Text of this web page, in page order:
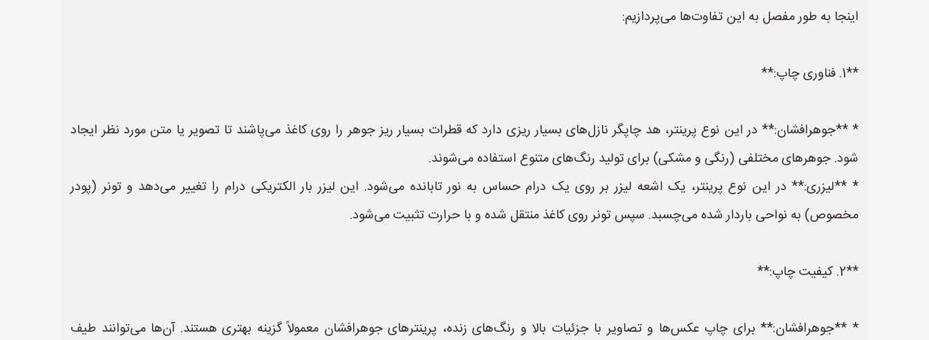
اینجا به طور مفصل به این تفاوت‌ها می‌پردازیم:
**1. فناوری چاپ:**
* **جوهرافشان:** در این نوع پرینتر، هد چاپگر نازل‌های بسیار ریزی دارد که قطرات بسیار ریز جوهر را روی کاغذ می‌پاشند تا تصویر یا متن مورد نظر ایجاد
شود. جوهرهای مختلفی (رنگی و مشکی) برای تولید رنگ‌های متنوع استفاده می‌شوند.
* **لیزری:** در این نوع پرینتر، یک اشعه لیزر بر روی یک درام حساس به نور تابانده می‌شود. این لیزر بار الکتریکی درام را تغییر می‌دهد و تونر (پودر
مخصوص) به نواحی باردار شده می‌چسبد. سپس تونر روی کاغذ منتقل شده و با حرارت تثبیت می‌شود.
**2. کیفیت چاپ:**
* **جوهرافشان:** برای چاپ عکس‌ها و تصاویر با جزئیات بالا و رنگ‌های زنده، پرینترهای جوهرافشان معمولاً گزینه بهتری هستند. آن‌ها می‌توانند طیف